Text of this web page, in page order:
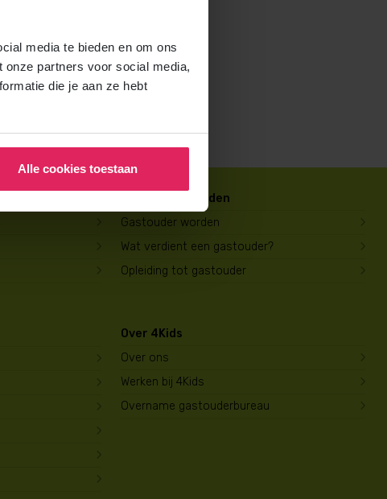
media te bieden en om ons
partners voor social media,
die je aan ze hebt
Alle cookies toestaan
Gastouder worden
Gastouder worden
Wat verdient een gastouder?
Opleiding tot gastouder
Over 4Kids
Over ons
Werken bij 4Kids
Overname gastouderbureau